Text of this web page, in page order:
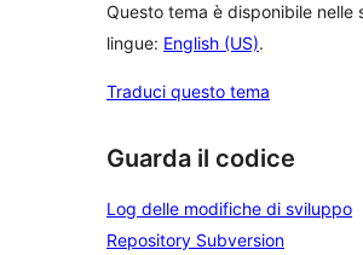
Questo tema è disponibile nelle
lingue: English (US).
Traduci questo tema
Guarda il codice
Log delle modifiche di sviluppo
Repository Subversion